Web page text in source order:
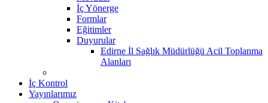
İç Yönerge
Formlar
Eğitimler
Duyurular
Edirne İl Sağlık Müdürlüğü Acil Toplanma
Alanları
İç Kontrol
Yayınlarımız